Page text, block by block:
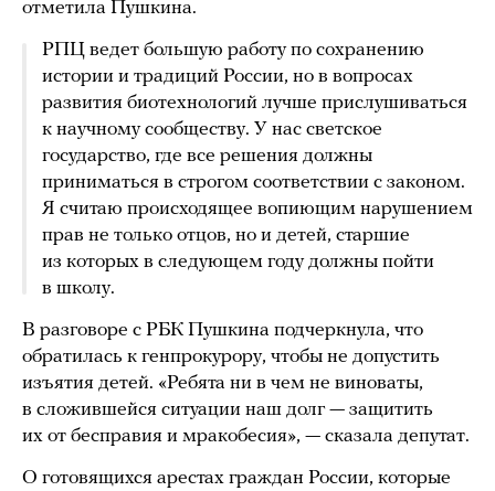
отметила Пушкина.
РПЦ ведет большую работу по сохранению
истории и традиций России, но в вопросах
развития биотехнологий лучше прислушиваться
к научному сообществу. У нас светское
государство, где все решения должны
приниматься в строгом соответствии с законом.
Я считаю происходящее вопиющим нарушением
прав не только отцов, но и детей, старшие
из которых в следующем году должны пойти
в школу.
В разговоре с РБК Пушкина подчеркнула, что
обратилась к генпрокурору, чтобы не допустить
изъятия детей. «Ребята ни в чем не виноваты,
в сложившейся ситуации наш долг — защитить
их от бесправия и мракобесия», — сказала депутат.
О готовящихся арестах граждан России, которые